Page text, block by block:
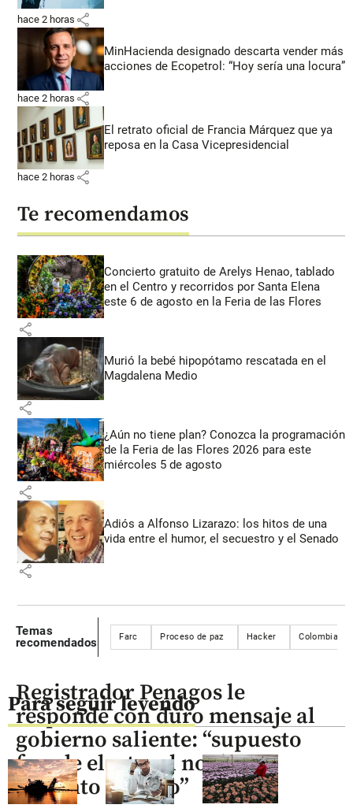
hace 2 horas share
MinHacienda designado descarta vender más
acciones de Ecopetrol: “Hoy sería una locura”
hace 2 horas share
El retrato oficial de Francia Márquez que ya
reposa en la Casa Vicepresidencial
hace 2 horas share
Te recomendamos
Concierto gratuito de Arelys Henao, tablado
en el Centro y recorridos por Santa Elena
este 6 de agosto en la Feria de las Flores
share
Murió la bebé hipopótamo rescatada en el
Magdalena Medio
share
¿Aún no tiene plan? Conozca la programación
de la Feria de las Flores 2026 para este
miércoles 5 de agosto
share
Adiós a Alfonso Lizarazo: los hitos de una
vida entre el humor, el secuestro y el Senado
share
Temas
recomendados
Farc Proceso de paz Hacker Colombia
Para seguir leyendo
Registrador Penagos le
responde con duro mensaje al
gobierno saliente: “supuesto
fraude electoral no tiene
sustento técnico”